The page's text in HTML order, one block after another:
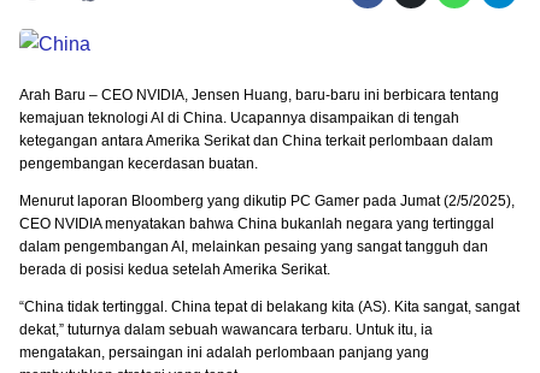
Arah Baru – CEO NVIDIA, Jensen Huang, baru-baru ini berbicara tentang
kemajuan teknologi AI di China. Ucapannya disampaikan di tengah
ketegangan antara Amerika Serikat dan China terkait perlombaan dalam
pengembangan kecerdasan buatan.
Menurut laporan Bloomberg yang dikutip PC Gamer pada Jumat (2/5/2025),
CEO NVIDIA menyatakan bahwa China bukanlah negara yang tertinggal
dalam pengembangan AI, melainkan pesaing yang sangat tangguh dan
berada di posisi kedua setelah Amerika Serikat.
“China tidak tertinggal. China tepat di belakang kita (AS). Kita sangat, sangat
dekat,” tuturnya dalam sebuah wawancara terbaru. Untuk itu, ia
mengatakan, persaingan ini adalah perlombaan panjang yang